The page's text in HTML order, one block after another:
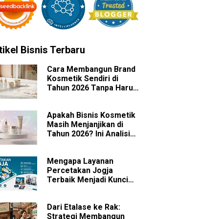
Bisnis Terbaru
Cara Membangun Brand
Kosmetik Sendiri di
Tahun 2026 Tanpa Harus
Apakah Bisnis Kosmetik
Masih Menjanjikan di
Tahun 2026? Ini Analisis
Mengapa Layanan
Percetakan Jogja
Terbaik Menjadi Kunci
Dari Etalase ke Rak:
Strategi Membangun